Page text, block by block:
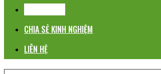
CHIA SẺ KINH NGHIỆM
LIÊN HỆ